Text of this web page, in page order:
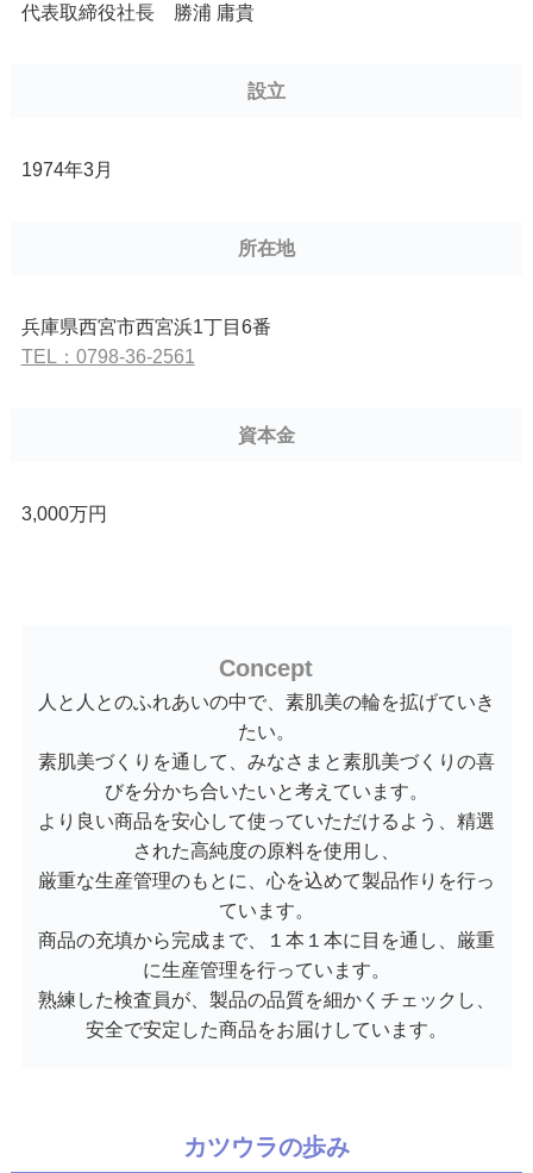
代表取締役社長 勝浦 庸貴
設立
1974年3月
所在地
兵庫県西宮市西宮浜1丁目6番
TEL：0798-36-2561
資本金
3,000万円
Concept
人と人とのふれあいの中で、素肌美の輪を拡げていき
たい。
素肌美づくりを通して、みなさまと素肌美づくりの喜
びを分かち合いたいと考えています。
より良い商品を安心して使っていただけるよう、精選
された高純度の原料を使用し、
厳重な生産管理のもとに、心を込めて製品作りを行っ
ています。
商品の充填から完成まで、１本１本に目を通し、厳重
に生産管理を行っています。
熟練した検査員が、製品の品質を細かくチェックし、
安全で安定した商品をお届けしています。
カツウラの歩み